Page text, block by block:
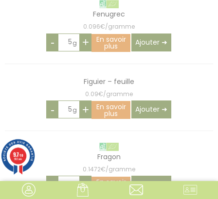
Fenugrec
0.096€/gramme
- + En savoir
plus Ajouter ➜
Figuier – feuille
0.09€/gramme
- + En savoir
plus Ajouter ➜
Fragon
0.1472€/gramme
- + En savoir Ajouter ➜
9.7/10
982 avis